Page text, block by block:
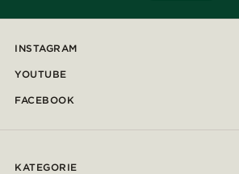
INSTAGRAM
YOUTUBE
FACEBOOK
KATEGORIE